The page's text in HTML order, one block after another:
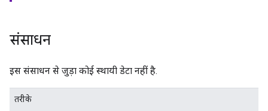
संसाधन
इस संसाधन से जुड़ा कोई स्थायी डेटा नहीं है.
तरीके